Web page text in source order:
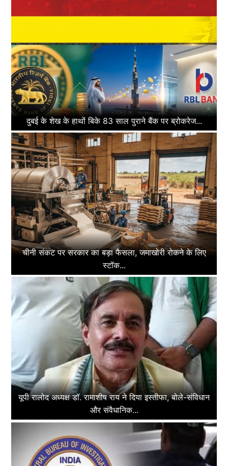
दुबई के शेख के हाथों बिके 83 साल पुराने बैंक पर ब्रोकरेज...
चीनी संकट पर सरकार का बड़ा फैसला, जमाखोरी रोकने के लिए
स्टॉक...
यूपी रालोद अध्यक्ष डॉ. रामाशीष राय ने दिया इस्तीफा, बोले-संविधान
और संवैधानिक...